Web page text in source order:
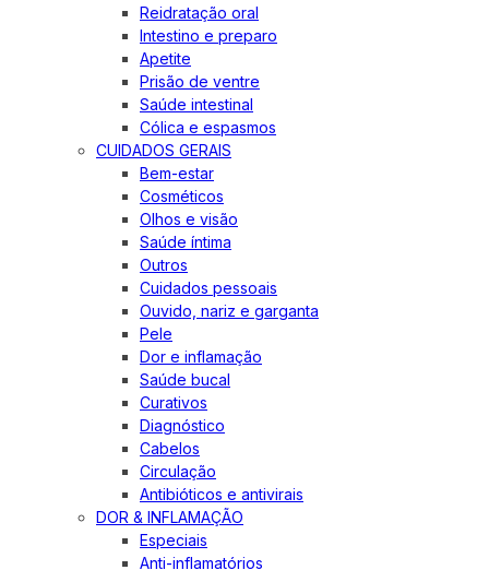
Reidratação oral
Intestino e preparo
Apetite
Prisão de ventre
Saúde intestinal
Cólica e espasmos
CUIDADOS GERAIS
Bem-estar
Cosméticos
Olhos e visão
Saúde íntima
Outros
Cuidados pessoais
Ouvido, nariz e garganta
Pele
Dor e inflamação
Saúde bucal
Curativos
Diagnóstico
Cabelos
Circulação
Antibióticos e antivirais
DOR & INFLAMAÇÃO
Especiais
Anti-inflamatórios